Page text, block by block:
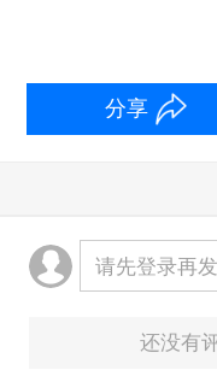
分享
请先登录再
还没有